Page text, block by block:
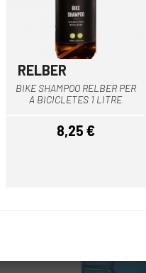
RELBER
BIKE SHAMPOO RELBER PER
A BICICLETES 1 LITRE
Preu
8,25 €